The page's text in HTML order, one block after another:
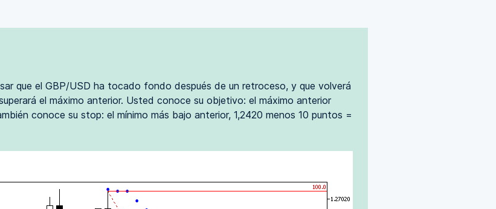
que el GBP/USD ha tocado fondo después de un retroceso, y que volverá
el máximo anterior. Usted conoce su objetivo: el máximo anterior
conoce su stop: el mínimo más bajo anterior, 1,2420 menos 10 puntos =